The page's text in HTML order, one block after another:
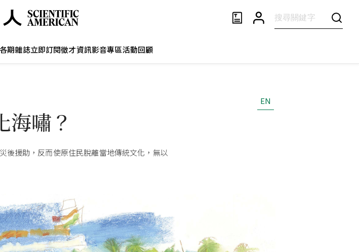
各期雜誌立即訂閱徵才資訊影音專區活動回顧
海嘯？
後援助，反而使原住民脫離當地傳統文化，無以
EN